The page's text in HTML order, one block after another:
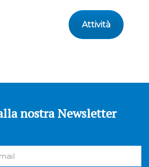
Attività
nostra Newsletter